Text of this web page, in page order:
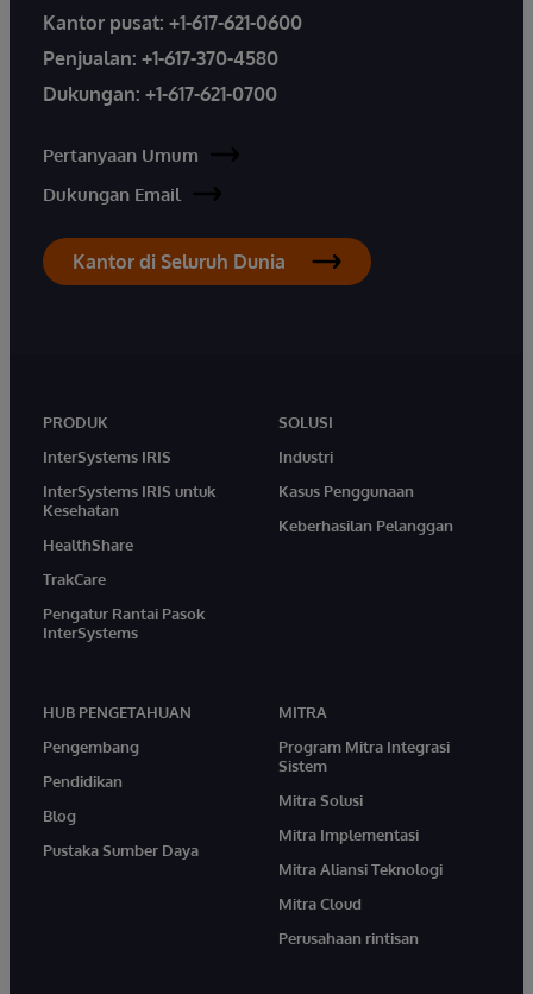
Kantor pusat: +1-617-621-0600
Penjualan: +1-617-370-4580
Dukungan: +1-617-621-0700
Pertanyaan Umum
Dukungan Email
Kantor di Seluruh Dunia
PRODUK
InterSystems IRIS
InterSystems IRIS untuk
Kesehatan
HealthShare
TrakCare
Pengatur Rantai Pasok
InterSystems
SOLUSI
Industri
Kasus Penggunaan
Keberhasilan Pelanggan
HUB PENGETAHUAN
Pengembang
Pendidikan
Blog
Pustaka Sumber Daya
MITRA
Program Mitra Integrasi
Sistem
Mitra Solusi
Mitra Implementasi
Mitra Aliansi Teknologi
Mitra Cloud
Perusahaan rintisan